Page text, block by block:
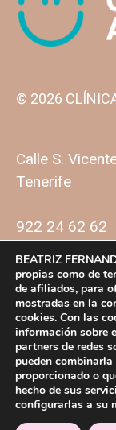
© 2026
Calle S.
Tenerife
922 24 62 62
Política
BEATRIZ
propias como de
de afiliados, para
mostradas en la
cookies. Con las
información sobre
partners de redes
pueden
proporcionado o
hecho de sus
configurarlas a su